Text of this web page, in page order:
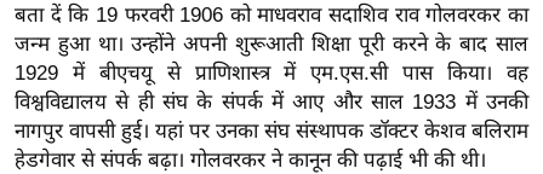
मि
सा
ल
श
ख्सि
बता दें कि 19 फरवरी 1906 को माधवराव सदाशिव राव गोलवरकर का
जन्म हुआ था। उन्होंने अपनी शुरूआती शिक्षा पूरी करने के बाद साल
1929 में बीएचयू से प्राणिशास्त्र में एम.एस.सी पास किया। वह
विश्वविद्यालय से ही संघ के संपर्क में आए और साल 1933 में उनकी
नागपुर वापसी हुई। यहां पर उनका संघ संस्थापक डॉक्टर केशव बलिराम
हेडगेवार से संपर्क बढ़ा। गोलवरकर ने कानून की पढ़ाई भी की थी।